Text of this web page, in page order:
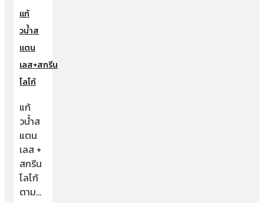
แก้
วน้ำส
แตน
เลส+สกรีน
โลโก้
แก้
วน้ำส
แตน
เลส +
สกรีน
โลโก้
ตาม…